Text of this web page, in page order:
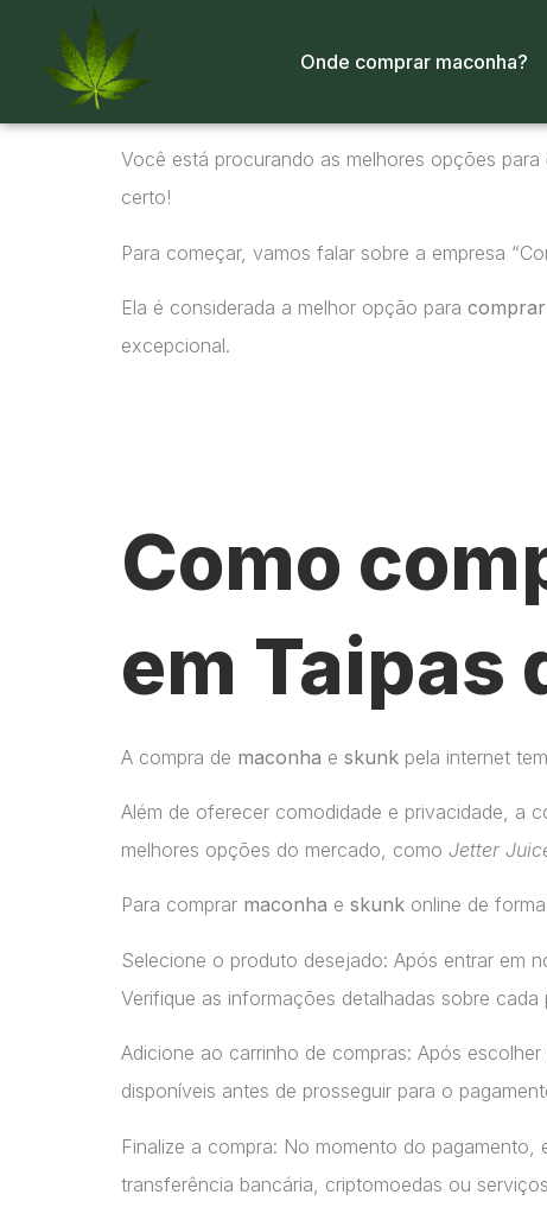
Onde comprar maconha?
Você está procurando as melhores opções para
certo!
Para começar, vamos falar sobre a empresa
Ela é considerada a melhor opção para comprar
excepcional.
Como
em Taipas
A compra de maconha e skunk pela internet
Além de oferecer comodidade e privacidade, a
melhores opções do mercado, como Jetter
Para comprar maconha e skunk online de
Selecione o produto desejado: Após entrar em
Verifique as informações detalhadas sobre
Adicione ao carrinho de compras: Após
disponíveis antes de prosseguir para o
Finalize a compra: No momento do
transferência bancária, criptomoedas ou